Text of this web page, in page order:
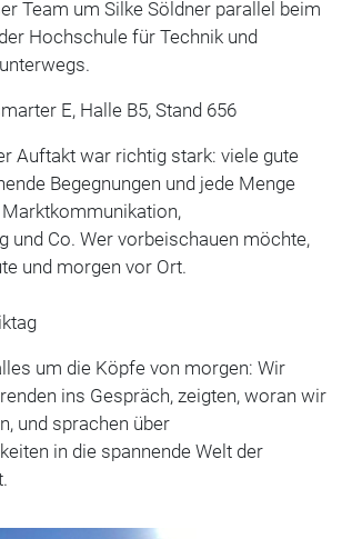
Team um Silke Söldner parallel beim
Hochschule für Technik und
E, Halle B5, Stand 656
Auftakt war richtig stark: viele gute
Begegnungen und jede Menge
und Co. Wer vorbeischauen möchte,
und morgen vor Ort.
um die Köpfe von morgen: Wir
ins Gespräch, zeigten, woran wir
und sprachen über
in die spannende Welt der